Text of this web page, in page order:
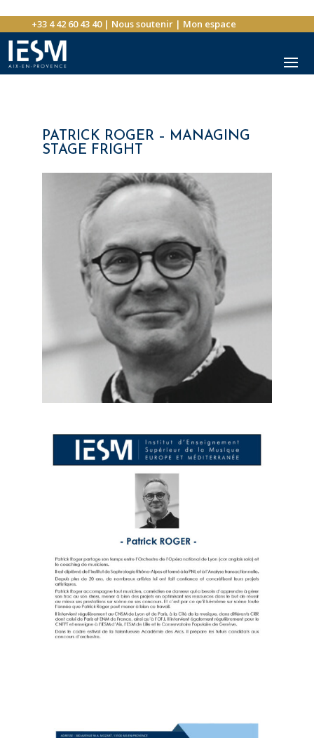
+33 4 42 60 43 40| Nous soutenir| Mon espace
PATRICK ROGER – MANAGING
STAGE FRIGHT